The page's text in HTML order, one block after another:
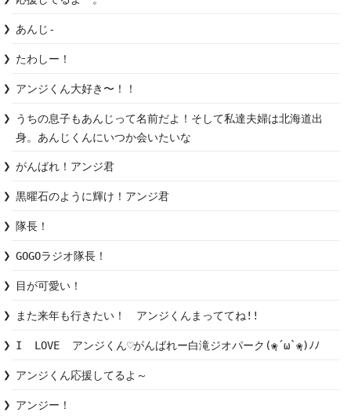
あんじ-
たわしー！
アンジくん大好き〜！！
うちの息子もあんじって名前だよ！そして私達夫婦は北海道出
身。あんじくんにいつか会いたいな
がんばれ！アンジ君
黒曜石のように輝け！アンジ君
隊長！
GOGOラジオ隊長！
目が可愛い！
また来年も行きたい！　アンジくんまっててね!!
I  LOVE  アンジくん♡がんばれー白滝ジオパーク(❀ฺ´ω`❀ฺ)ﾉﾉ
アンジくん応援してるよ～
アンジー！